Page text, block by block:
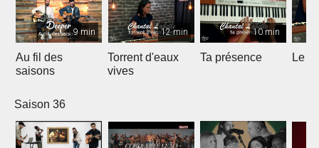
9 min
Au fil des
saisons
12 min
Torrent d'eaux
vives
10 min
Ta présence Le
Saison 36